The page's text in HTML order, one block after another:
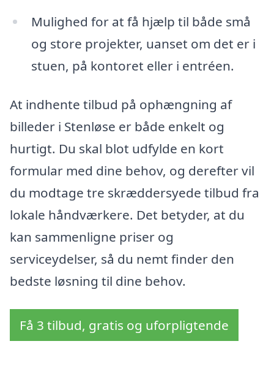
Mulighed for at få hjælp til både små
og store projekter, uanset om det er i
stuen, på kontoret eller i entréen.
At indhente tilbud på ophængning af
billeder i Stenløse er både enkelt og
hurtigt. Du skal blot udfylde en kort
formular med dine behov, og derefter vil
du modtage tre skræddersyede tilbud fra
lokale håndværkere. Det betyder, at du
kan sammenligne priser og
serviceydelser, så du nemt finder den
bedste løsning til dine behov.
Få 3 tilbud, gratis og uforpligtende